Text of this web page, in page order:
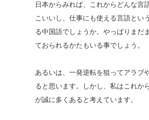
日本からみれば、これからどんな言
こいいし、仕事にも使える言語とい
る中国語でしょうか。やっぱりまだ
ておられるかたもいる事でしょう。
あるいは、一発逆転を狙ってアラブ
ると思います。しかし、私はこれか
が誠に多くあると考えています。